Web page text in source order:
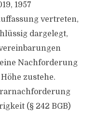
1957
vertreten,
dargelegt,
Nachforderung
zustehe.
(§ 242 BGB)